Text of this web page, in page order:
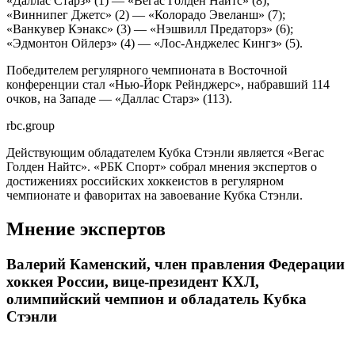
«Виннипег Джетс» (2) — «Колорадо Эвеланш» (7);
«Ванкувер Кэнакс» (3) — «Нэшвилл Предаторз» (6);
«Эдмонтон Ойлерз» (4) — «Лос‑Анджелес Кингз» (5).
Победителем регулярного чемпионата в Восточной
конференции стал «Нью‑Йорк Рейнджерс», набравший 114
очков, на Западе — «Даллас Старз» (113).
rbc.group
Действующим обладателем Кубка Стэнли является «Вегас
Голден Найтс». «РБК Спорт» собрал мнения экспертов о
достижениях российских хоккеистов в регулярном
чемпионате и фаворитах на завоевание Кубка Стэнли.
Мнение экспертов
Валерий Каменский, член правления Федерации
хоккея России, вице-президент КХЛ,
олимпийский чемпион и обладатель Кубка
Стэнли